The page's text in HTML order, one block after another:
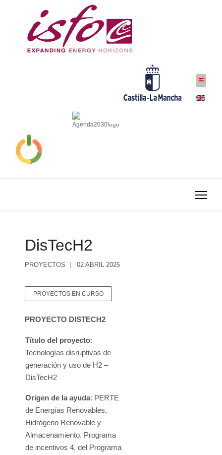
DisTecH2
PROYECTOS 02 ABRIL 2025
PROYECTOS EN CURSO
PROYECTO DISTECH2
Título del proyecto:
Tecnologías disruptivas de
generación y uso de H2 –
DisTecH2
Origen de la ayuda: PERTE
de Energías Renovables,
Hidrógeno Renovable y
Almacenamiento. Programa
de incentivos 4, del Programa